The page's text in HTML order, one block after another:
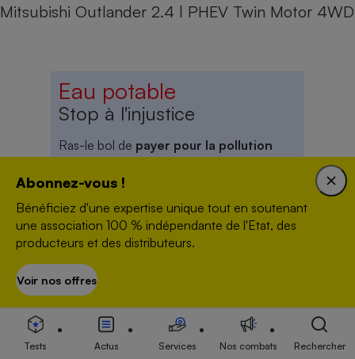
Mitsubishi Outlander 2.4 l PHEV Twin Motor 4WD
Eau potable
Stop à l'injustice
Ras-le bol de payer pour la pollution
des autres!
Renvoyons la facture
Newsletter
Abonnez-vous !
Bénéficiez d'une expertise unique tout en soutenant
une association 100 % indépendante de l'Etat, des
producteurs et des distributeurs.
Voir nos offres
Tests Actus Services Nos combats Rechercher